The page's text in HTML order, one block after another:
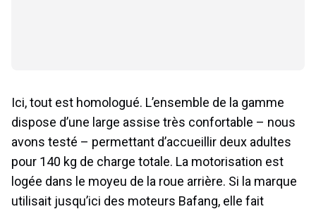
Ici, tout est homologué. L’ensemble de la gamme
dispose d’une large assise très confortable – nous
avons testé – permettant d’accueillir deux adultes
pour 140 kg de charge totale. La motorisation est
logée dans le moyeu de la roue arrière. Si la marque
utilisait jusqu’ici des moteurs Bafang, elle fait